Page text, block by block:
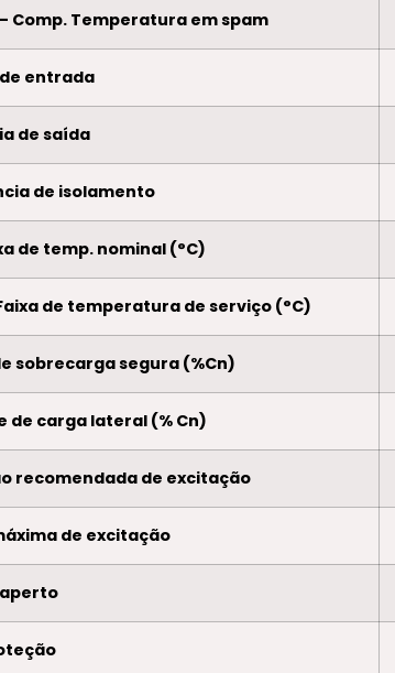
Comp. Temperatura em spam
entrada
de saída
de isolamento
de temp. nominal (°C)
de temperatura de serviço (°C)
sobrecarga segura (%Cn)
de carga lateral (% Cn)
recomendada de excitação
de excitação